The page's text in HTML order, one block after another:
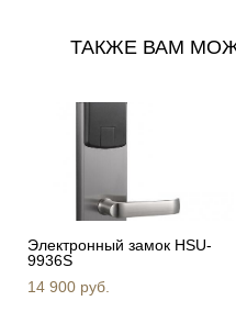
ТАКЖЕ ВАМ
Электронный замок HSU-
9936S
14 900 pуб.